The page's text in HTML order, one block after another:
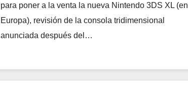
para poner a la venta la nueva Nintendo 3DS XL (en
Europa), revisión de la consola tridimensional
anunciada después del…